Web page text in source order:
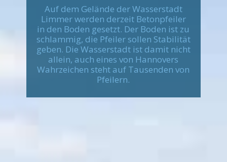
Auf dem Gelände der Wasserstadt
Limmer werden derzeit Betonpfeiler
in den Boden gesetzt. Der Boden ist zu
schlammig, die Pfeiler sollen Stabilität
geben. Die Wasserstadt ist damit nicht
allein, auch eines von Hannovers
Wahrzeichen steht auf Tausenden von
Pfeilern.